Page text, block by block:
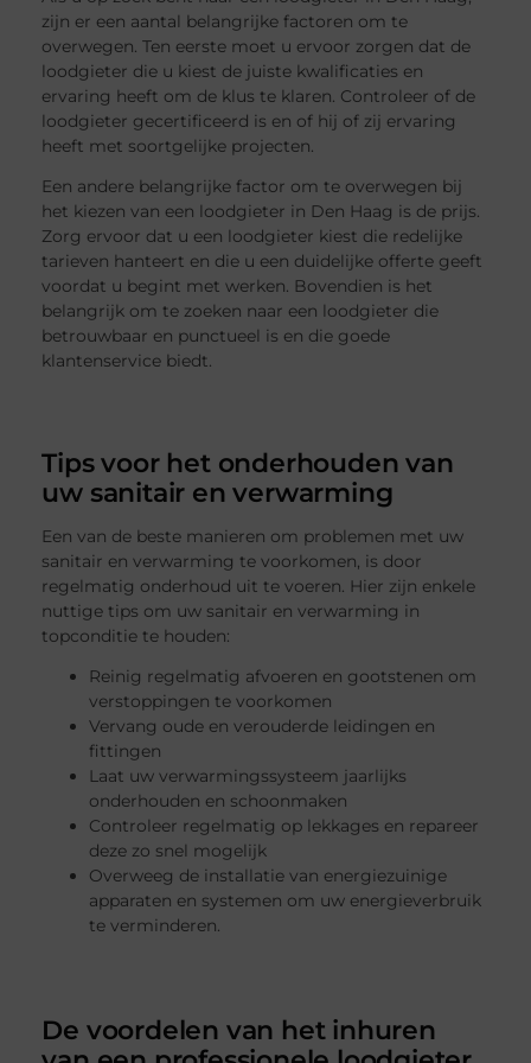
zijn er een aantal belangrijke factoren om te
overwegen. Ten eerste moet u ervoor zorgen dat de
loodgieter die u kiest de juiste kwalificaties en
ervaring heeft om de klus te klaren. Controleer of de
loodgieter gecertificeerd is en of hij of zij ervaring
heeft met soortgelijke projecten.
Een andere belangrijke factor om te overwegen bij
het kiezen van een loodgieter in Den Haag is de prijs.
Zorg ervoor dat u een loodgieter kiest die redelijke
tarieven hanteert en die u een duidelijke offerte geeft
voordat u begint met werken. Bovendien is het
belangrijk om te zoeken naar een loodgieter die
betrouwbaar en punctueel is en die goede
klantenservice biedt.
Tips voor het onderhouden van
uw sanitair en verwarming
Een van de beste manieren om problemen met uw
sanitair en verwarming te voorkomen, is door
regelmatig onderhoud uit te voeren. Hier zijn enkele
nuttige tips om uw sanitair en verwarming in
topconditie te houden:
Reinig regelmatig afvoeren en gootstenen om
verstoppingen te voorkomen
Vervang oude en verouderde leidingen en
fittingen
Laat uw verwarmingssysteem jaarlijks
onderhouden en schoonmaken
Controleer regelmatig op lekkages en repareer
deze zo snel mogelijk
Overweeg de installatie van energiezuinige
apparaten en systemen om uw energieverbruik
te verminderen.
De voordelen van het inhuren